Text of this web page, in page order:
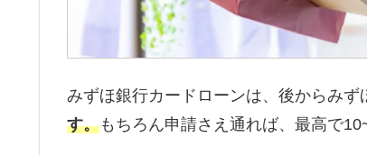
みずほ銀行カードローンは、後からみず
す。もちろん申請さえ通れば、最高で